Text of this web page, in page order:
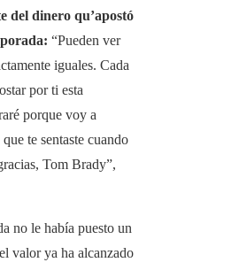
del dinero qu’apostó
“Pueden ver
iguales. Cada
por ti esta
porque voy a
te sentaste cuando
Tom Brady”,
no le había puesto un
valor ya ha alcanzado